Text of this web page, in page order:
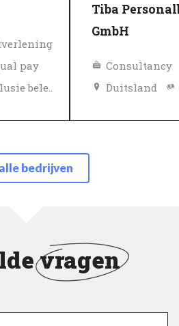
pay
Tiba
GmbH
Consultancy
Duitsland
bedrijven
vragen